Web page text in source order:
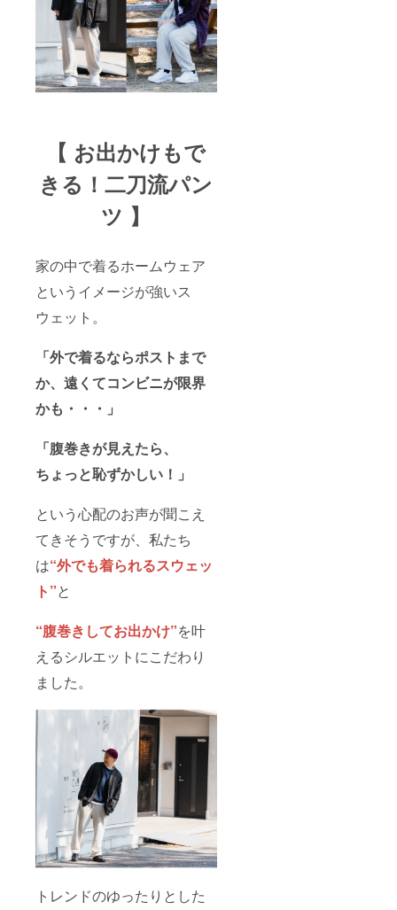
【 お出かけもで
きる！二刀流パン
ツ 】
家の中で着るホームウェア
というイメージが強いス
ウェット。
「外で着るならポストまで
か、遠くてコンビニが限界
かも・・・」
「腹巻きが見えたら、
ちょっと恥ずかしい！」
という心配のお声が聞こえ
てきそうですが、私たち
は“外でも着られるスウェッ
ト”と
“腹巻きしてお出かけ”を叶
えるシルエットにこだわり
ました。
トレンドのゆったりとした